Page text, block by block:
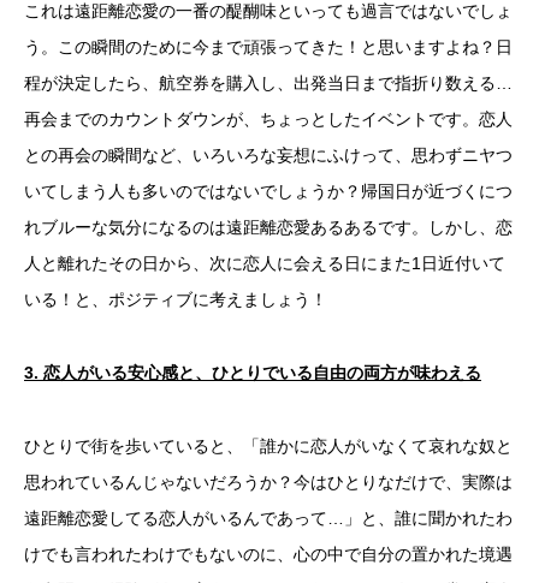
これは遠距離恋愛の一番の醍醐味といっても過言ではないでしょ
う。この瞬間のために今まで頑張ってきた！と思いますよね？日
程が決定したら、航空券を購入し、出発当日まで指折り数える…
再会までのカウントダウンが、ちょっとしたイベントです。恋人
との再会の瞬間など、いろいろな妄想にふけって、思わずニヤつ
いてしまう人も多いのではないでしょうか？帰国日が近づくにつ
れブルーな気分になるのは遠距離恋愛あるあるです。しかし、恋
人と離れたその日から、次に恋人に会える日にまた1日近付いて
いる！と、ポジティブに考えましょう！
3. 恋人がいる安心感と、ひとりでいる自由の両方が味わえる
ひとりで街を歩いていると、「誰かに恋人がいなくて哀れな奴と
思われているんじゃないだろうか？今はひとりなだけで、実際は
遠距離恋愛してる恋人がいるんであって…」と、誰に聞かれたわ
けでも言われたわけでもないのに、心の中で自分の置かれた境遇